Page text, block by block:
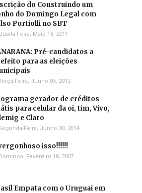
do Construindo um
do Domingo Legal com
Portiolli no SBT
Feira, Maio 18, 2011
Pré-candidatos a
para as eleições
Feira, Junho 05, 2012
gerador de créditos
para celular da oi, tim, Vivo,
e Claro
Feira, Junho 30, 2014
isso!!!!!!
Fevereiro 18, 2007
Empata com o Uruguai em